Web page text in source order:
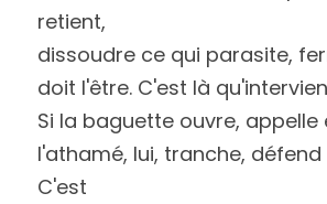
retient,
dissoudre ce qui parasite,
doit l'être. C'est là
Si la baguette ouvre, appelle
l'athamé, lui, tranche, défend
C'est